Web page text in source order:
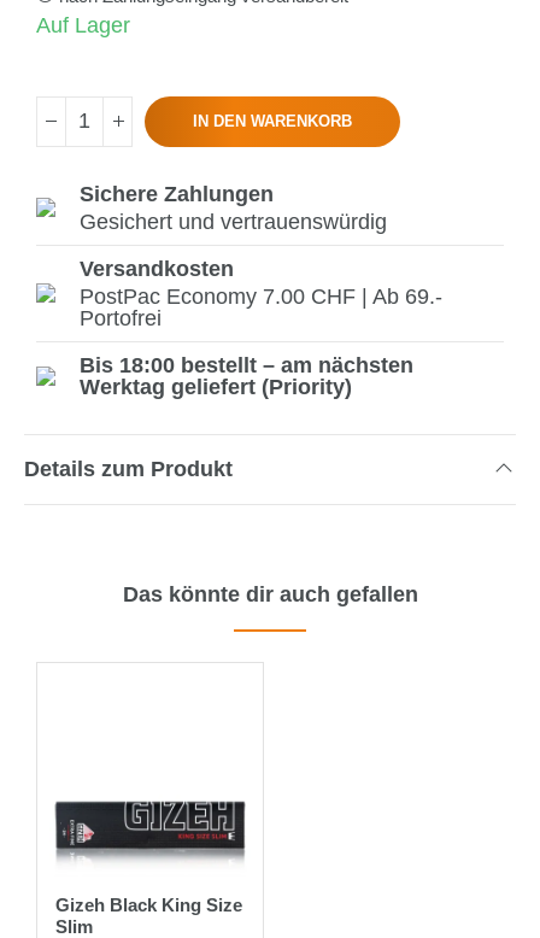
Auf Lager
IN DEN WARENKORB
Sichere Zahlungen
Gesichert und vertrauenswürdig
Versandkosten
PostPac Economy 7.00 CHF | Ab 69.-
Portofrei
Bis 18:00 bestellt – am nächsten
Werktag geliefert (Priority)
Details zum Produkt
Das könnte dir auch gefallen
Gizeh Black King Size
Slim